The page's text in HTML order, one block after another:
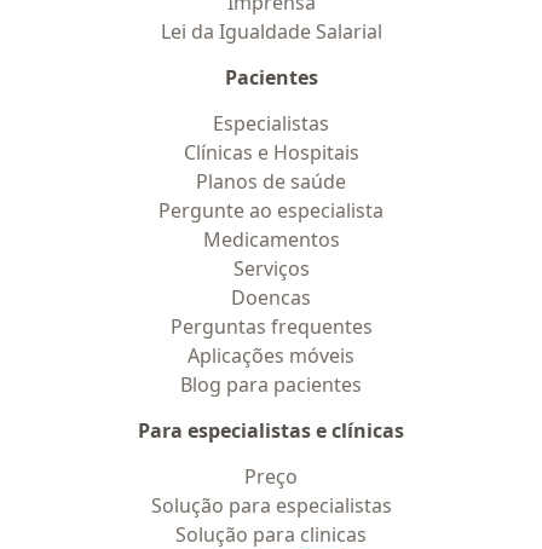
Lei da Igualdade Salarial
Pacientes
Especialistas
Clínicas e Hospitais
Planos de saúde
Pergunte ao especialista
Medicamentos
Serviços
Doencas
Perguntas frequentes
Aplicações móveis
Blog para pacientes
Para especialistas e clínicas
Preço
Solução para especialistas
Solução para clinicas